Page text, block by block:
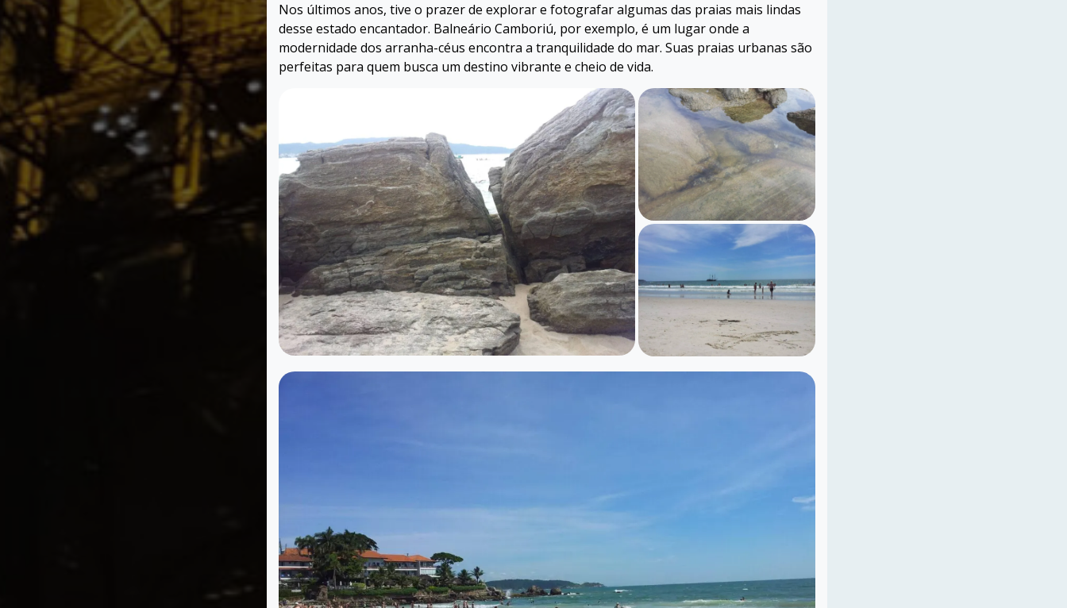
Nos últimos anos, tive o prazer de explorar e fotografar algumas das praias mais lindas
desse estado encantador. Balneário Camboriú, por exemplo, é um lugar onde a
modernidade dos arranha-céus encontra a tranquilidade do mar. Suas praias urbanas são
perfeitas para quem busca um destino vibrante e cheio de vida.